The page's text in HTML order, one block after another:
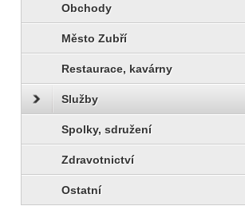
Obchody
Město Zubří
Restaurace, kavárny
Služby
Spolky, sdružení
Zdravotnictví
Ostatní